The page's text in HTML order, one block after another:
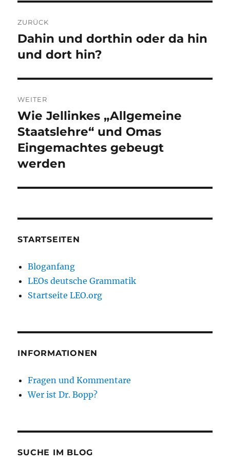
ZURÜCK
Vorheriger
Beitrag:
Dahin und dorthin oder da hin
und dort hin?
WEITER
Nächster
Beitrag:
Wie Jellinkes „Allgemeine
Staatslehre“ und Omas
Eingemachtes gebeugt
werden
STARTSEITEN
Bloganfang
LEOs deutsche Grammatik
Startseite LEO.org
INFORMATIONEN
Fragen und Kommentare
Wer ist Dr. Bopp?
SUCHE IM BLOG